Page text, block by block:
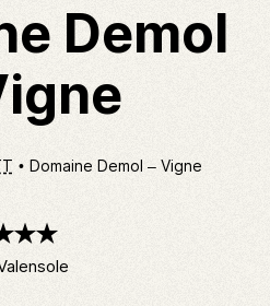
Demol
Domaine Demol – Vigne